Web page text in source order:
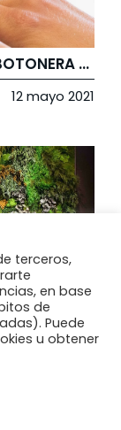
PRESENTAMOS ALISSE, LA NUEVA BOTONERA DE LUTRON
12 mayo 2021
GREENAREA: EL NUEVO PARTNER DE ILLUSION QUE VIENE PARA LLENAR DE VIDA NUESTROS PROYECTOS
21 abril 2021
terceros,
en base
de
Puede
u obtener